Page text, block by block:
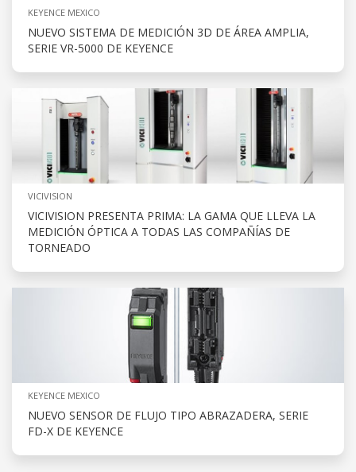
KEYENCE MEXICO
NUEVO SISTEMA DE MEDICIÓN 3D DE ÁREA AMPLIA,
SERIE VR-5000 DE KEYENCE
VICIVISION
VICIVISION PRESENTA PRIMA: LA GAMA QUE LLEVA LA
MEDICIÓN ÓPTICA A TODAS LAS COMPAÑÍAS DE
TORNEADO
KEYENCE MEXICO
NUEVO SENSOR DE FLUJO TIPO ABRAZADERA, SERIE
FD-X DE KEYENCE